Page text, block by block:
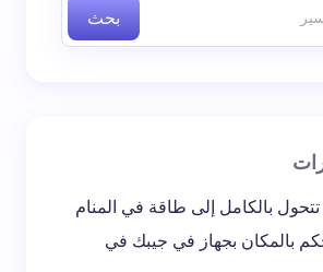
بحث
بالكامل إلى طاقة في المنام
بالمكان بجهاز في جيبك في